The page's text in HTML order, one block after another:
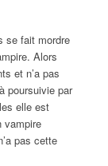
se fait mordre
Alors
et n’a pas
poursuivie par
elle est
vampire
pas cette